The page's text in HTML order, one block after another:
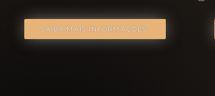
SAIBA MAIS INFORMAÇÕES